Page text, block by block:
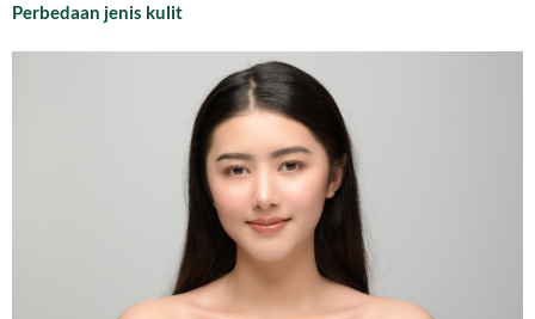
Perbedaan jenis kulit